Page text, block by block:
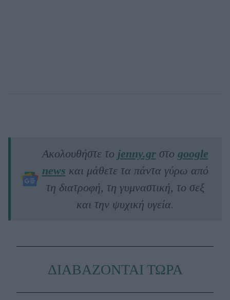
Ακολουθήστε το jenny.grστο google
news και μάθετε τα πάντα γύρω από
τη διατροφή, τη γυμναστική, το σεξ
και την ψυχική υγεία.
ΔΙΑΒΑΖΟΝΤΑΙ ΤΩΡΑ